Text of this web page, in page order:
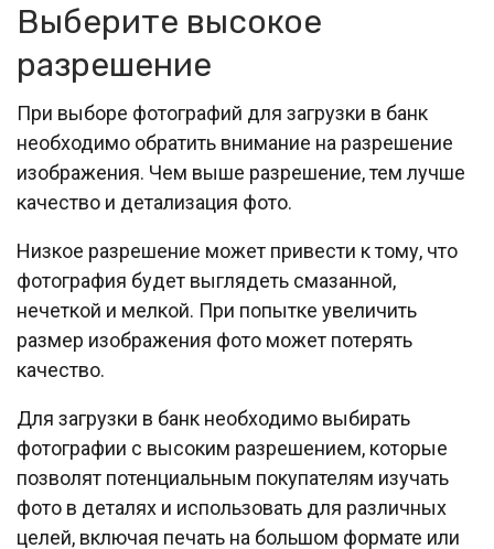
Выберите высокое
разрешение
При выборе фотографий для загрузки в банк
необходимо обратить внимание на разрешение
изображения. Чем выше разрешение, тем лучше
качество и детализация фото.
Низкое разрешение может привести к тому, что
фотография будет выглядеть смазанной,
нечеткой и мелкой. При попытке увеличить
размер изображения фото может потерять
качество.
Для загрузки в банк необходимо выбирать
фотографии с высоким разрешением, которые
позволят потенциальным покупателям изучать
фото в деталях и использовать для различных
целей, включая печать на большом формате или